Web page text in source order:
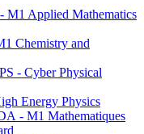
Applied Mathematics
Chemistry and
- Cyber Physical
Energy Physics
- M1 Mathematiques